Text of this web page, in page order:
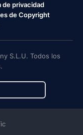
de privacidad
de Copyright
S.L.U. Todos los